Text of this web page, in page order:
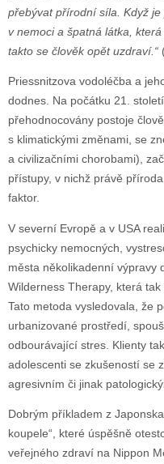
přebývat přírodní síla. Když
v nemoci a špatná látka,
takto se člověk opět uzdraví.“
Priessnitzova vodoléčba a
dodnes. Na počátku 21.
přehodnocovány postoje
s klimatickými změnami, se
a civilizačními chorobami),
přístupy, v nichž právě
faktor.
V severní Evropě a v USA
psychicky nemocných,
města několikadenní výpravy
Wilderness Therapy, která
Tato metoda vysledovala, že
urbanizované prostředí,
odbourávající stres. Klienty
adolescenti se zkušeností se
agresivním či jinak
Dobrým příkladem z
koupele“, které úspěšně
veřejného zdraví na Nippon